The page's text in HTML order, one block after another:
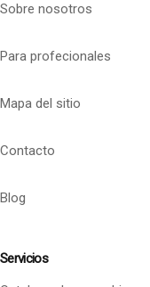
Sobre nosotros
Para profecionales
Mapa del sitio
Contacto
Blog
Servicios